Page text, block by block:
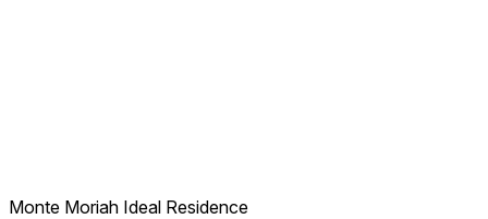
Monte Moriah Ideal Residence